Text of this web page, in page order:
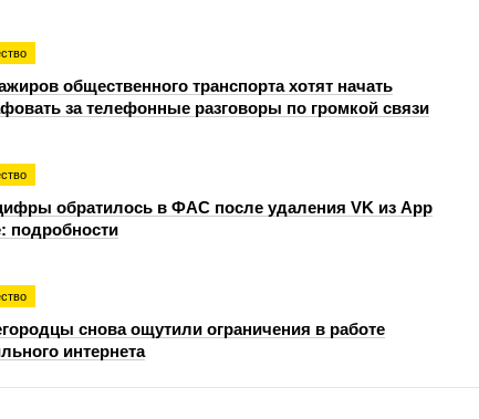
общественного транспорта хотят начать
за телефонные разговоры по громкой связи
обратилось в ФАС после удаления VK из App
подробности
снова ощутили ограничения в работе
интернета